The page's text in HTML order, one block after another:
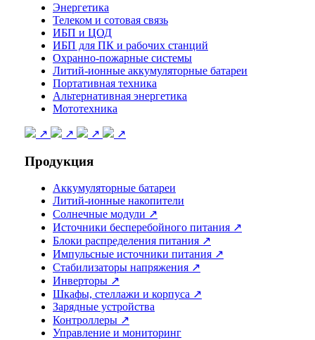
Энергетика
Телеком и сотовая связь
ИБП и ЦОД
ИБП для ПК и рабочих станций
Охранно-пожарные системы
Литий-ионные аккумуляторные батареи
Портативная техника
Альтернативная энергетика
Мототехника
↗ ↗ ↗ ↗
Продукция
Аккумуляторные батареи
Литий-ионные накопители
Солнечные модули ↗
Источники бесперебойного питания ↗
Блоки распределения питания ↗
Импульсные источники питания ↗
Стабилизаторы напряжения ↗
Инверторы ↗
Шкафы, стеллажи и корпуса ↗
Зарядные устройства
Контроллеры ↗
Управление и мониторинг